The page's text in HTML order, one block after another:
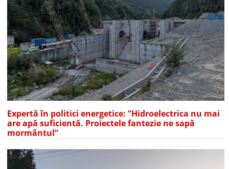
Expertă în politici energetice: ”Hidroelectrica nu mai
are apă suficientă. Proiectele fantezie ne sapă
mormântul”